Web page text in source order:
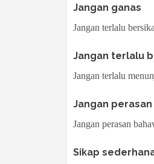
Jangan ganas
Jangan terlalu
Jangan terlalu
Jangan terlalu
Jangan perasan
Jangan perasan
Sikap